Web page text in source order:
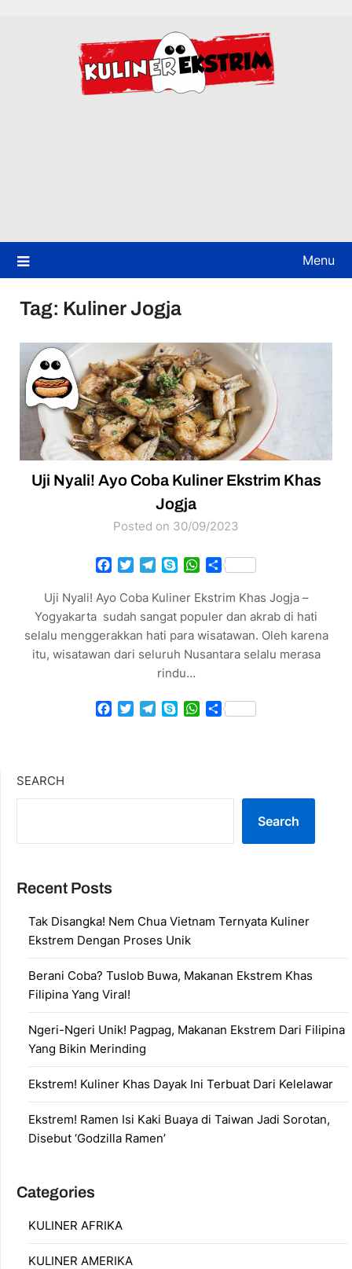
Menu
Tag: Kuliner Jogja
Uji Nyali! Ayo Coba Kuliner Ekstrim Khas
Jogja
Posted on 30/09/2023
Facebook
TwitterTelegram
SkypeWhatsApp
Share
Uji Nyali! Ayo Coba Kuliner Ekstrim Khas Jogja –
Yogyakarta sudah sangat populer dan akrab di hati
selalu menggerakkan hati para wisatawan. Oleh karena
itu, wisatawan dari seluruh Nusantara selalu merasa
rindu…
Facebook
TwitterTelegram
SkypeWhatsApp
Share
SEARCH
Search
Recent Posts
Tak Disangka! Nem Chua Vietnam Ternyata Kuliner
Ekstrem Dengan Proses Unik
Berani Coba? Tuslob Buwa, Makanan Ekstrem Khas
Filipina Yang Viral!
Ngeri-Ngeri Unik! Pagpag, Makanan Ekstrem Dari Filipina
Yang Bikin Merinding
Ekstrem! Kuliner Khas Dayak Ini Terbuat Dari Kelelawar
Ekstrem! Ramen Isi Kaki Buaya di Taiwan Jadi Sorotan,
Disebut ‘Godzilla Ramen’
Categories
KULINER AFRIKA
KULINER AMERIKA